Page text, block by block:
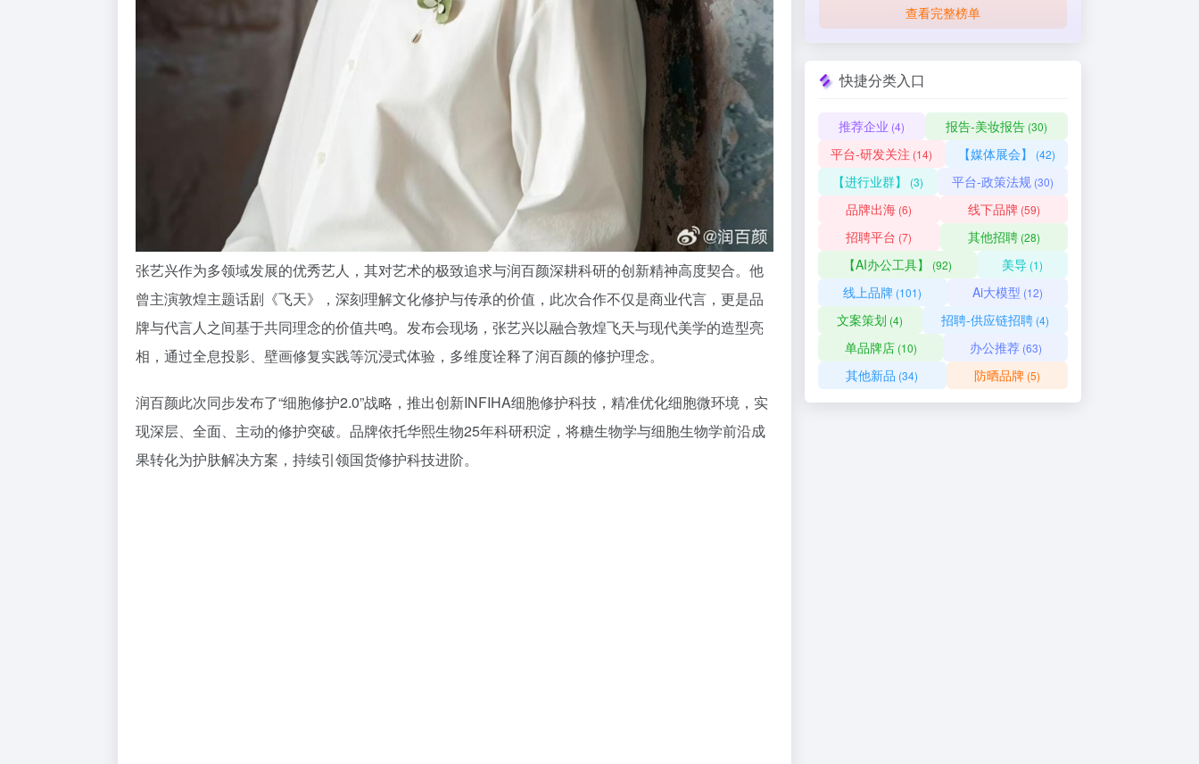
张艺兴作为多领域发展的优秀艺人，其对艺术的极致追求与润百颜深耕科研的创新精神高度契合。他
曾主演敦煌主题话剧《飞天》，深刻理解文化修护与传承的价值，此次合作不仅是商业代言，更是品
牌与代言人之间基于共同理念的价值共鸣。发布会现场，张艺兴以融合敦煌飞天与现代美学的造型亮
相，通过全息投影、壁画修复实践等沉浸式体验，多维度诠释了润百颜的修护理念。
润百颜此次同步发布了“细胞修护2.0”战略，推出创新INFIHA细胞修护科技，精准优化细胞微环境，实
现深层、全面、主动的修护突破。品牌依托华熙生物25年科研积淀，将糖生物学与细胞生物学前沿成
果转化为护肤解决方案，持续引领国货修护科技进阶。
查看完整榜单
快捷分类入口
推荐企业 (4) 报告-美妆报告 (30)
平台-研发关注 (14) 【媒体展会】 (42)
【进行业群】 (3) 平台-政策法规 (30)
品牌出海 (6) 线下品牌 (59)
招聘平台 (7) 其他招聘(28)
【AI办公工具】 (92) 美导 (1)
线上品牌 (101) Ai大模型 (12)
文案策划 (4) 招聘-供应链招聘(4)
单品牌店(10) 办公推荐(63)
其他新品 (34) 防晒品牌(5)